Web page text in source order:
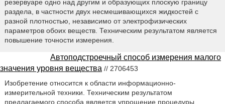
резервуаре одно над другим и образующих плоскую границу
раздела, в частности двух несмешивающихся жидкостей с
разной плотностью, независимо от электрофизических
параметров обоих веществ. Техническим результатом является
повышение точности измерения.
Автоподстроечный способ измерения малого
значения уровня вещества // 2706453
Изобретение относится к области информационно-
измерительной техники. Техническим результатом
предлагаемого способа является упрощение процедуры